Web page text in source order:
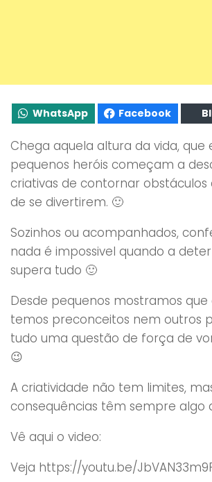
WhatsApp Facebook
Chega aquela altura da vida, que
pequenos heróis começam a
criativas de contornar
de se divertirem. 🙂
Sozinhos ou acompanhados,
nada é impossivel quando a
supera tudo 🙂
Desde pequenos mostramos
temos preconceitos nem outros
tudo uma questão de força de
😉
A criatividade não tem limites,
consequências têm sempre algo
Vê aqui o video:
Veja https://youtu.be/